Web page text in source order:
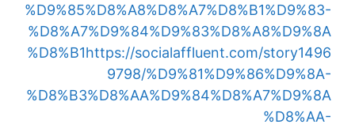
%D9%85%D8%A8%D8%A7%D8%B1%D9%83-
%D8%A7%D9%84%D9%83%D8%A8%D9%8A
%D8%B1https://socialaffluent.com/story1496
9798/%D9%81%D9%86%D9%8A-
%D8%B3%D8%AA%D9%84%D8%A7%D9%8A
%D8%AA-